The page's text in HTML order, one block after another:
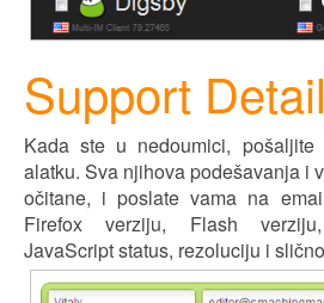
Support
Kada ste u nedoumici,
alatku. Sva njihova podešavanja i
očitane, i poslate vama na
Firefox verziju, Flash
JavaScript status, rezoluciju i